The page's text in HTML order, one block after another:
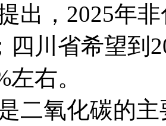
出，2025年
四川省希望到
右。
二氧化碳的